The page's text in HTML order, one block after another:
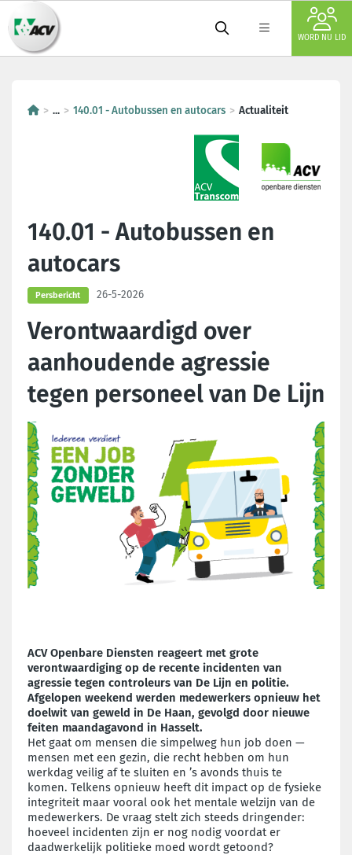
WORD NU LID
... 140.01 - Autobussen en autocars Actualiteit
140.01 - Autobussen en
autocars
Persbericht 26-5-2026
Verontwaardigd over
aanhoudende agressie
tegen personeel van De Lijn
ACV Openbare Diensten reageert met grote
verontwaardiging op de recente incidenten van
agressie tegen controleurs van De Lijn en politie.
Afgelopen weekend werden medewerkers opnieuw het
doelwit van geweld in De Haan, gevolgd door nieuwe
feiten maandagavond in Hasselt.
Het gaat om mensen die simpelweg hun job doen —
mensen met een gezin, die recht hebben om hun
werkdag veilig af te sluiten en ’s avonds thuis te
komen. Telkens opnieuw heeft dit impact op de fysieke
integriteit maar vooral ook het mentale welzijn van de
medewerkers. De vraag stelt zich steeds dringender:
hoeveel incidenten zijn er nog nodig voordat er
daadwerkelijk politieke moed wordt getoond?